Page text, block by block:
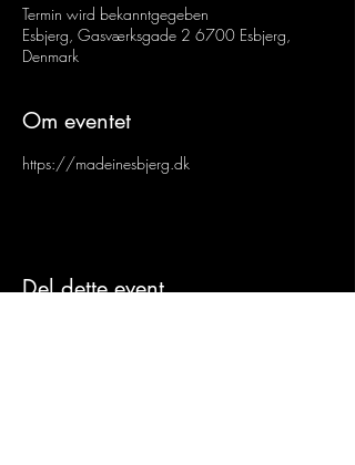
Termin wird bekanntgegeben
Esbjerg, Gasværksgade 2 6700 Esbjerg,
Denmark
Om eventet
https://madeinesbjerg.dk
Del dette event